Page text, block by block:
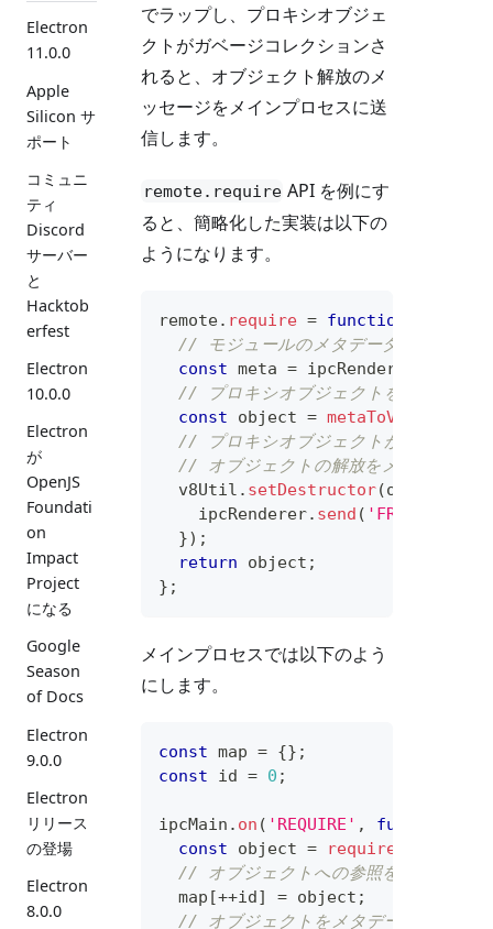
Electron
11.0.0
Apple
Silicon サ
ポート
コミュニ
ティ
Discord
サーバー
と
Hacktob
erfest
Electron
10.0.0
Electron
が
OpenJS
Foundati
on
Impact
Project
になる
Google
Season
of Docs
Electron
9.0.0
Electron
リリース
の登場
Electron
8.0.0
でラップし、プロキシオブジェ
クトがガベージコレクションさ
れると、オブジェクト解放のメ
ッセージをメインプロセスに送
信します。
remote.require API を例にす
ると、簡略化した実装は以下の
ようになります。
remote. require = function
// モジュールのメタデータを返すよう
const meta = ipcRenderer
// プロキシオブジェクトを作成します
const object = metaToValue
// プロキシオブジェクトがガベージコ
// オブジェクトの解放をメインプロセ
  v8Util
. setDestructor(object
    ipcRenderer
. send ( 'FREE'
}) ;
return object ;
} ;
メインプロセスでは以下のよう
にします。
const map = {} ;
const id = 0 ;
ipcMain . on ( 'REQUIRE' , function
const object = require
// オブジェクトへの参照を追加します
  map
[++id] = object ;
// オブジェクトをメタデータに変換し